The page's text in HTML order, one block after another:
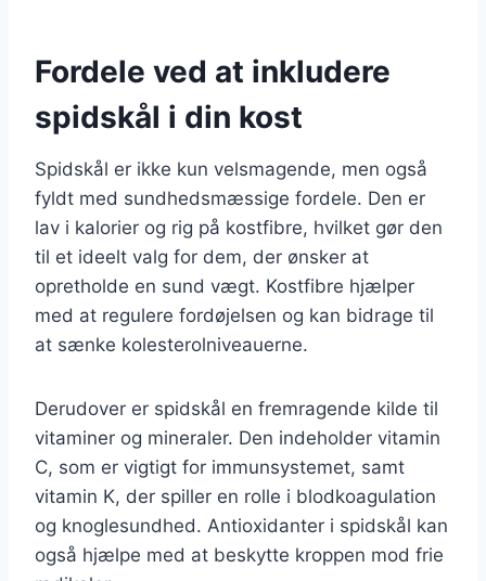
Fordele ved at inkludere
spidskål i din kost
Spidskål er ikke kun velsmagende, men også
fyldt med sundhedsmæssige fordele. Den er
lav i kalorier og rig på kostfibre, hvilket gør den
til et ideelt valg for dem, der ønsker at
opretholde en sund vægt. Kostfibre hjælper
med at regulere fordøjelsen og kan bidrage til
at sænke kolesterolniveauerne.
Derudover er spidskål en fremragende kilde til
vitaminer og mineraler. Den indeholder vitamin
C, som er vigtigt for immunsystemet, samt
vitamin K, der spiller en rolle i blodkoagulation
og knoglesundhed. Antioxidanter i spidskål kan
også hjælpe med at beskytte kroppen mod frie